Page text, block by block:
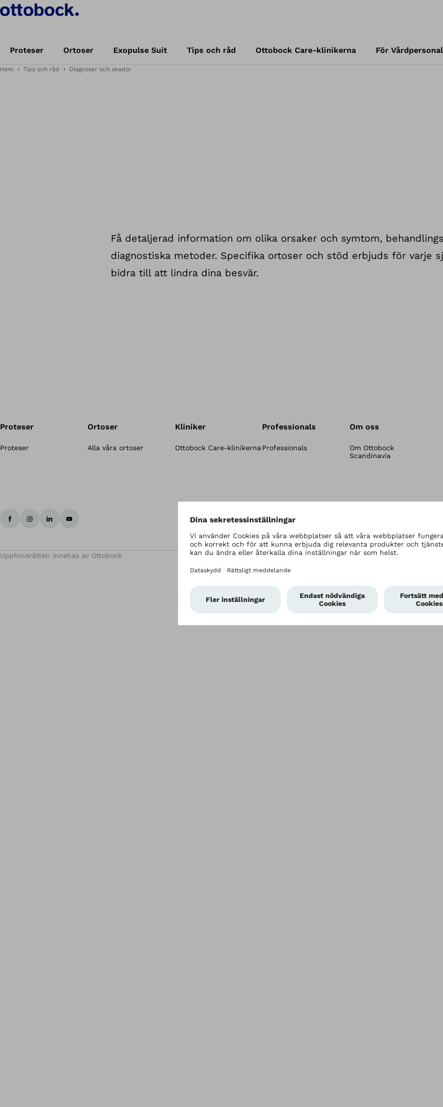
Proteser Ortoser Exopulse Suit Tips och råd Ottobock Care-klinikerna För Vårdpersonal
Hem Tips och råd Diagnoser och skador
Få detaljerad information om olika orsaker och symtom,
diagnostiska metoder. Specifika ortoser och stöd erbjuds för varje
bidra till att lindra dina besvär.
Proteser
Proteser
Ortoser
Alla våra ortoser
Kliniker
Ottobock Care-klinikerna
Professionals
Professionals
Om oss
Om Ottobock
Scandinavia
Upphovsrätten innehas av Ottobock Dataskyddsinställningar Användarvillkor